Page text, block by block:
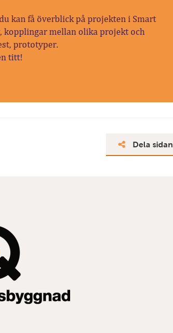
kan få överblick på projekten i Smart
kopplingar mellan olika projekt och
prototyper.
titt!
Dela sidan